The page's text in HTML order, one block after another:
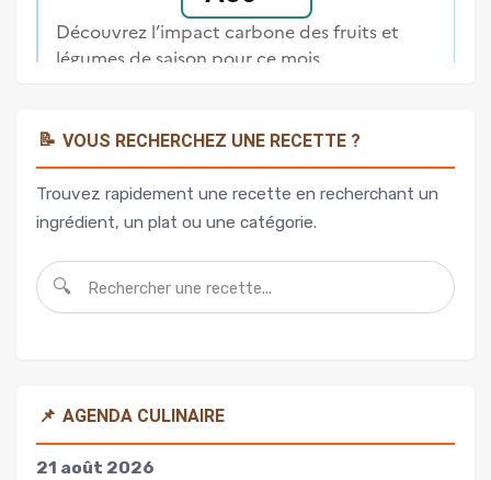
📝 VOUS RECHERCHEZ UNE RECETTE ?
Trouvez rapidement une recette en recherchant un
ingrédient, un plat ou une catégorie.
🔍
📌 AGENDA CULINAIRE
21 août 2026